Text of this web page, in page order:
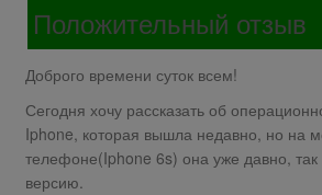
Положительный отзыв
Доброго времени суток всем!
Сегодня хочу рассказать об
Iphone, которая вышла недавно, но на
телефоне(Iphone 6s) она уже давно, так
версию.